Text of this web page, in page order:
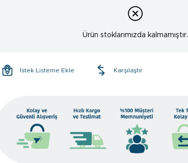
Ürün stoklarımızda kalmamıştır.
İstek Listeme Ekle Karşılaştır